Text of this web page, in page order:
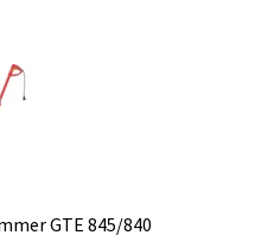
GTE 845/840